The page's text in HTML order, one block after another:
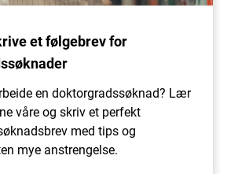
et følgebrev for
en doktorgradssøknad? Lær
våre og skriv et perfekt
med tips og
mye anstrengelse.